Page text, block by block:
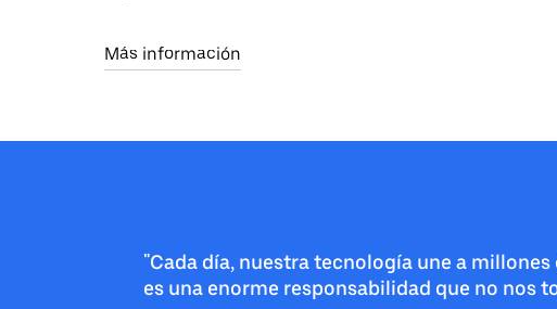
Más información
"Cada día, nuestra tecnología une a
es una enorme responsabilidad que no nos